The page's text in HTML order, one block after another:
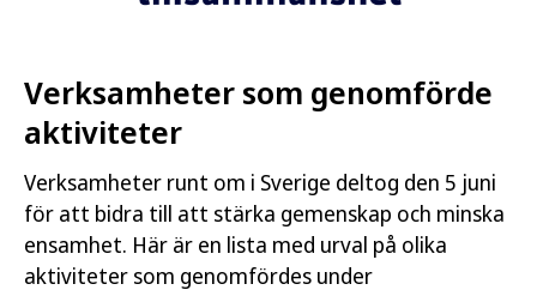
Verksamheter som genomförde
aktiviteter
Verksamheter runt om i Sverige deltog den 5 juni
för att bidra till att stärka gemenskap och minska
ensamhet. Här är en lista med urval på olika
aktiviteter som genomfördes under